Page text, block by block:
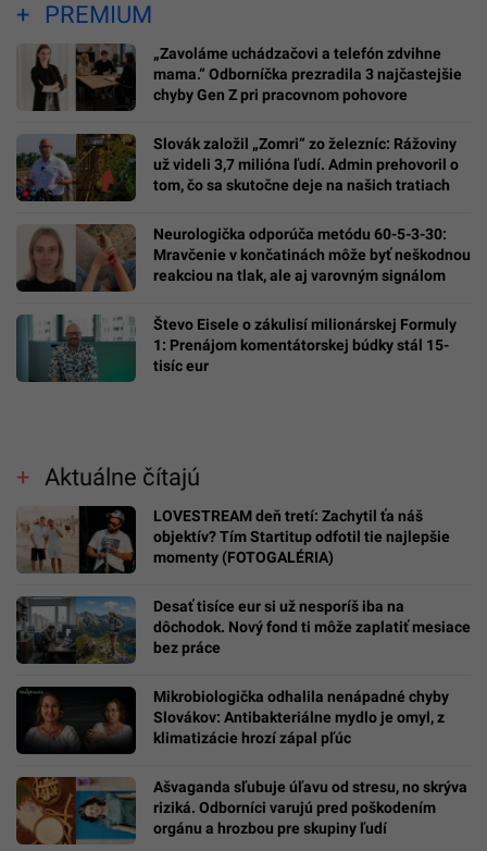
PREMIUM
„Zavoláme uchádzačovi a telefón zdvihne
mama.“ Odborníčka prezradila 3 najčastejšie
chyby Gen Z pri pracovnom pohovore
Slovák založil „Zomri“ zo železníc: Rážoviny
už videli 3,7 milióna ľudí. Admin prehovoril o
tom, čo sa skutočne deje na našich tratiach
Neurologička odporúča metódu 60-5-3-30:
Mravčenie v končatinách môže byť neškodnou
reakciou na tlak, ale aj varovným signálom
Števo Eisele o zákulisí milionárskej Formuly
1: Prenájom komentátorskej búdky stál 15-
tisíc eur
Aktuálne čítajú
LOVESTREAM deň tretí: Zachytil ťa náš
objektív? Tím Startitup odfotil tie najlepšie
momenty (FOTOGALÉRIA)
Desať tisíce eur si už nesporíš iba na
dôchodok. Nový fond ti môže zaplatiť mesiace
bez práce
Mikrobiologička odhalila nenápadné chyby
Slovákov: Antibakteriálne mydlo je omyl, z
klimatizácie hrozí zápal pľúc
Ašvaganda sľubuje úľavu od stresu, no skrýva
riziká. Odborníci varujú pred poškodením
orgánu a hrozbou pre skupiny ľudí